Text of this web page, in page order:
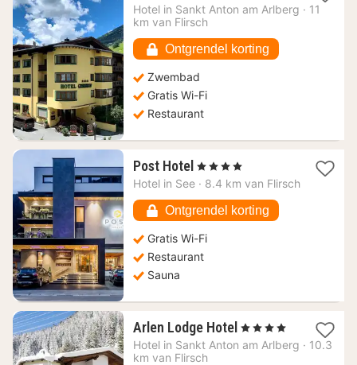
nacht
€
Hotel in Sankt Anton am Arlberg · 11
km van Flirsch
Ontgrendel korting
Zwembad
Gratis Wi-Fi
Restaurant
Post Hotel 1
nacht
211,37
€
, 4 Sterren
Hotel in See · 8.4 km van Flirsch
Ontgrendel korting
Gratis Wi-Fi
Restaurant
Sauna
Arlen Lodge Hotel 1
nacht
, 4 Sterren
Hotel in Sankt Anton am Arlberg · 10.3
km van Flirsch